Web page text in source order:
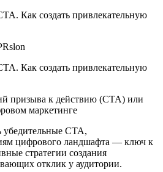
призыва к действию (СТА) или
маркетинге
убедительные CTA,
цифрового ландшафта — ключ к
стратегии создания
отклик у аудитории.